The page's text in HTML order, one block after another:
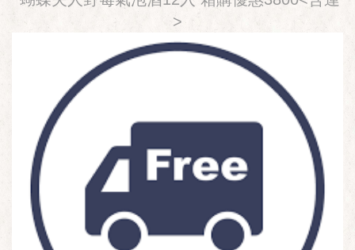
>